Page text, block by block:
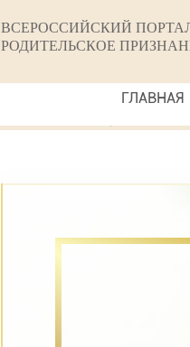
ВСЕРОССИЙСКИЙ
РОДИТЕЛЬСКОЕ
ГЛАВНАЯ